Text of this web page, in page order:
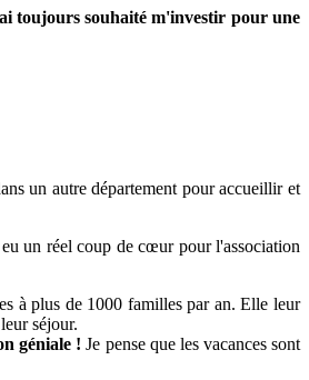
toujours souhaité m'investir pour une
un autre département pour accueillir et
un réel coup de cœur pour l'association
à plus de 1000 familles par an. Elle leur
séjour.
géniale !Je pense que les vacances sont